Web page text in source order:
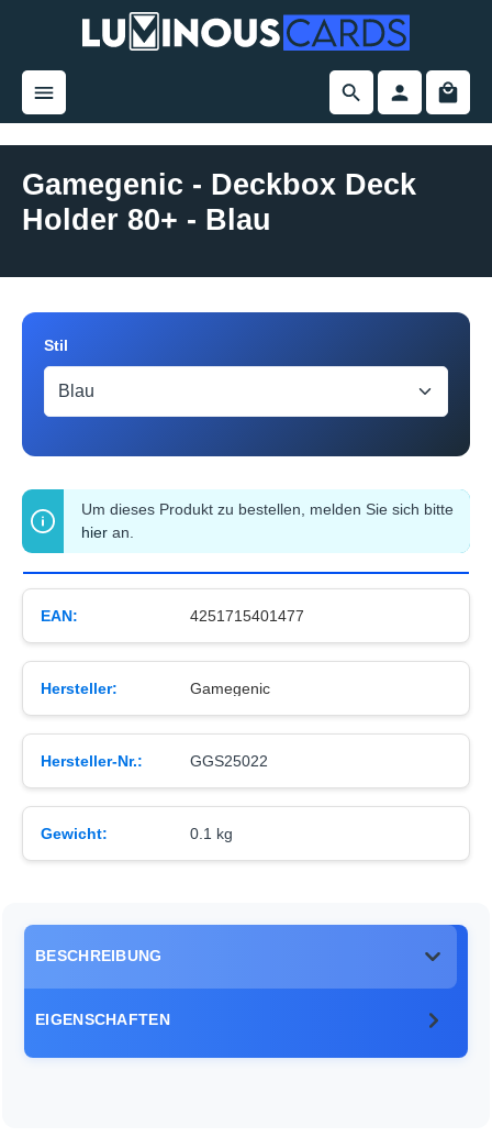
springen
Gamegenic - Deckbox Deck
Holder 80+ - Blau
Wieder auf Lager
Stil
Um dieses Produkt zu bestellen, melden Sie sich bitte
hier an.
EAN: 4251715401477
Hersteller: Gamegenic
Hersteller-Nr.: GGS25022
Gewicht: 0.1 kg
BESCHREIBUNG
EIGENSCHAFTEN